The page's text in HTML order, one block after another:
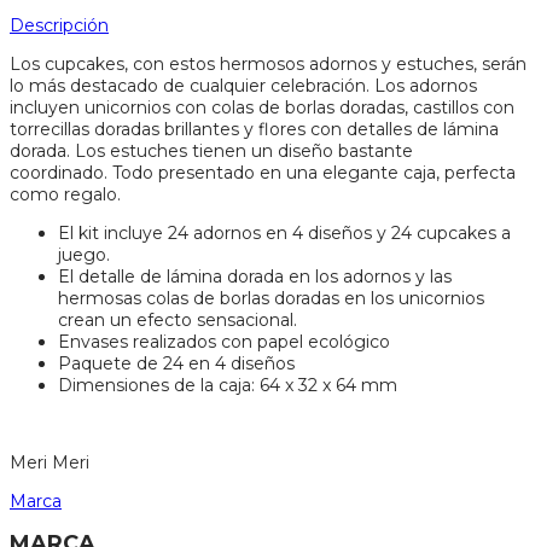
Descripción
Los cupcakes, con estos hermosos adornos y estuches, serán
lo más destacado de cualquier celebración. Los adornos
incluyen unicornios con colas de borlas doradas, castillos con
torrecillas doradas brillantes y flores con detalles de lámina
dorada. Los estuches tienen un diseño bastante
coordinado. Todo presentado en una elegante caja, perfecta
como regalo.
El kit incluye 24 adornos en 4 diseños y 24 cupcakes a
juego.
El detalle de lámina dorada en los adornos y las
hermosas colas de borlas doradas en los unicornios
crean un efecto sensacional.
Envases realizados con papel ecológico
Paquete de 24 en 4 diseños
Dimensiones de la caja: 64 x 32 x 64 mm
Meri Meri
Marca